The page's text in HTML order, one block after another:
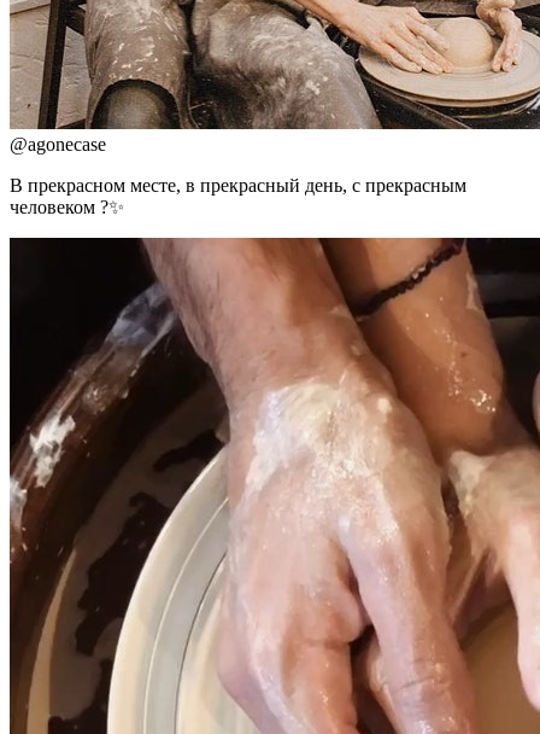
@agonecase
В прекрасном месте, в прекрасный день, с прекрасным
человеком ?✨